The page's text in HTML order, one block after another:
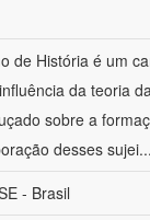
de História é um
da teoria
sobre a
desses sujei...
- Brasil